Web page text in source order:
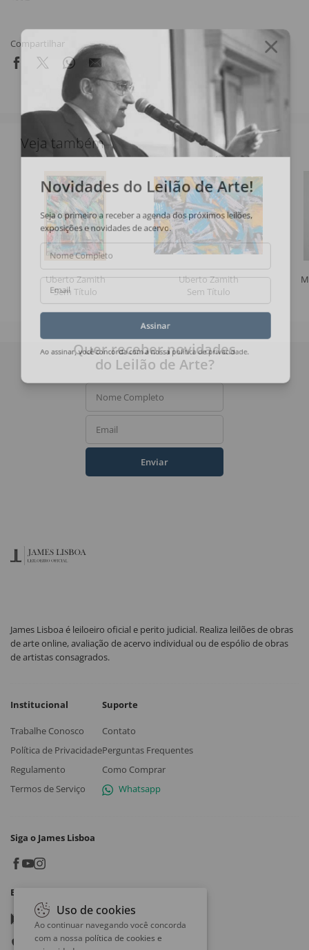
Compartilhar
Veja também
Uberto Zamith
Sem Título
Uberto Zamith
Sem Título
Novidades do Leilão de Arte!
Seja o primeiro a receber a agenda dos próximos leilões,
exposições e novidades de acervo.
Nome Completo
Email
Ao assinar, você concorda com a nossapolítica de privacidade
Quer receber novidades
do Leilão de Arte?
Nome Completo
Email
Enviar
James Lisboa é leiloeiro oficial e perito judicial. Realiza leilões de obras
de arte online, avaliação de acervo individual ou de espólio de obras
de artistas consagrados.
Institucional
Trabalhe Conosco
Política de Privacidade
Regulamento
Termos de Serviço
Suporte
Contato
Perguntas Frequentes
Como Comprar
Whatsapp
Siga o James Lisboa
Baixe o App
Google play
App store
Uso de cookies
Ao continuar navegando você concorda
com a nossa política de cookies e